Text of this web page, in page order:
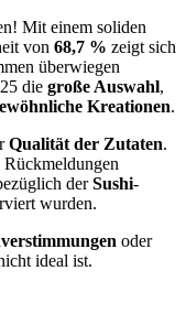
Mit einem soliden
von 68,7 % zeigt sich
überwiegen
die große Auswahl,
Kreationen.
Qualität der Zutaten.
derSushi-
wurden.
oder
ideal ist.